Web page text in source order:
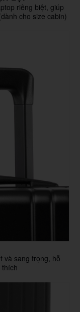
riêng biệt, giúp
cho size cabin)
và sang trọng, hỗ